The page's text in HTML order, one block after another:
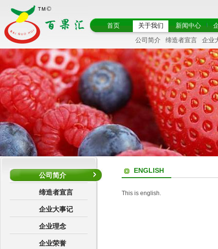
首页
关于我们
公司简介
缔造者宣言 企业
新闻中心
ENGLISH
This is english.
公司简介
缔造者宣言
企业大事记
企业理念
企业荣誉